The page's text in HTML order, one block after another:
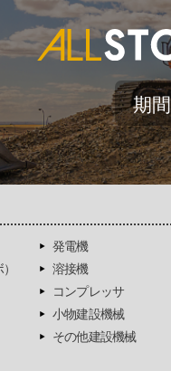
期
発電機
溶接機
コンプレッサ
小物建設機械
その他建設機械